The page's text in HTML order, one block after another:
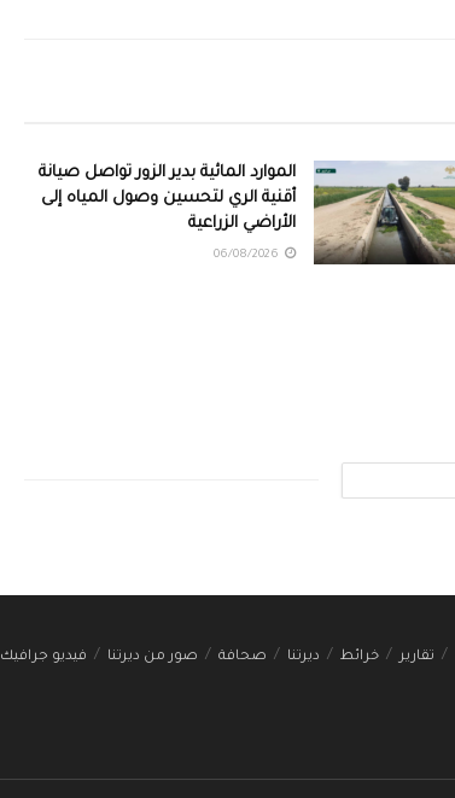
الموارد المائية بدير الزور تواصل صيانة
أقنية الري لتحسين وصول المياه إلى
الأراضي الزراعية
تقارير خرائط ديرتنا صحافة صور من ديرتنا فيديو جرافيك